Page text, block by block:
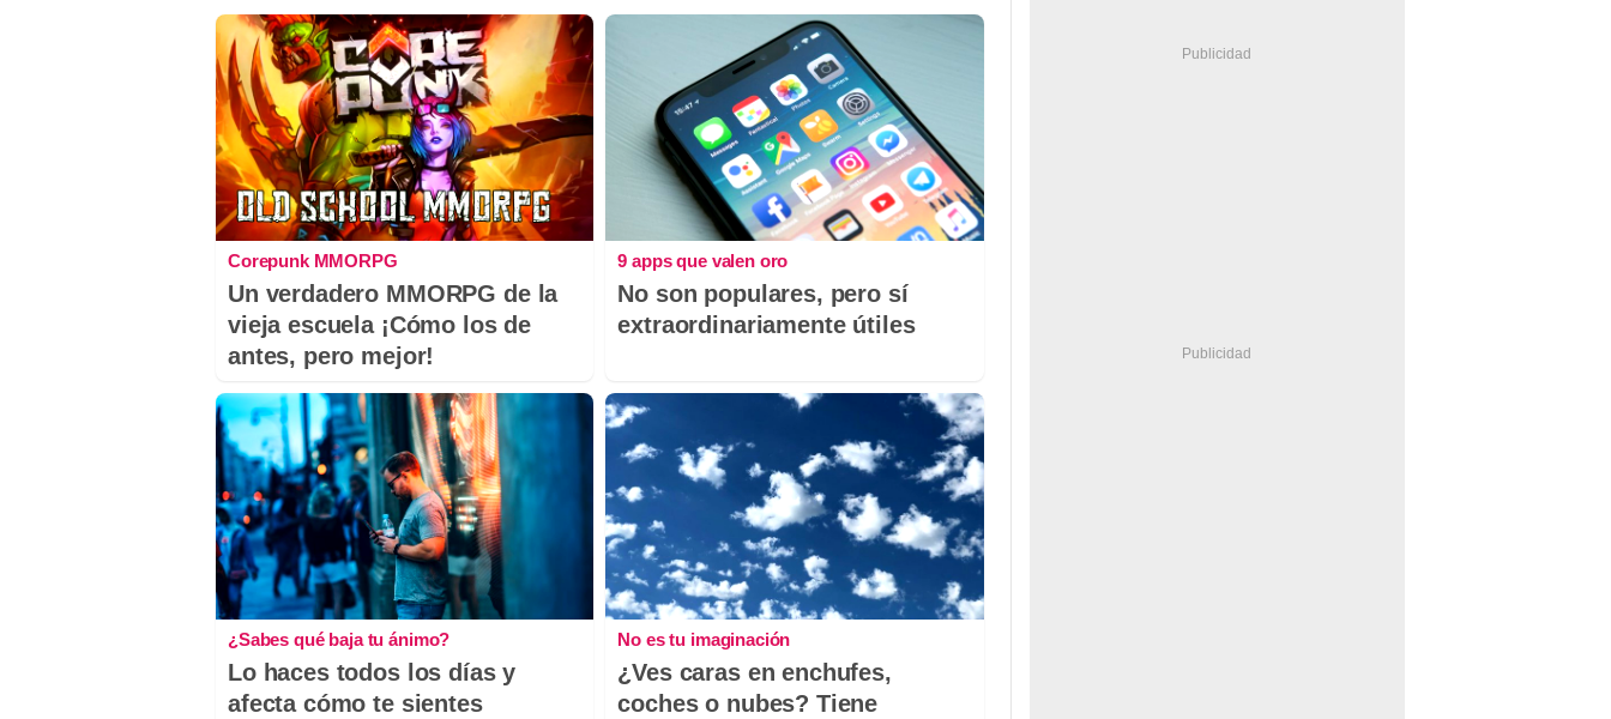
Corepunk MMORPG
Un verdadero MMORPG de la
vieja escuela ¡Cómo los de
antes, pero mejor!
9 apps que valen oro
No son populares, pero sí
extraordinariamente útiles
¿Sabes qué baja tu ánimo?
Lo haces todos los días y
afecta cómo te sientes
No es tu imaginación
¿Ves caras en enchufes,
coches o nubes? Tiene